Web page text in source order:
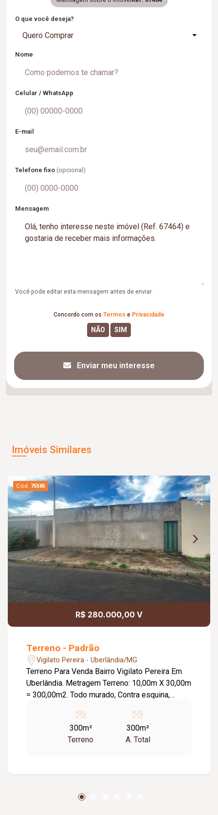
O que você deseja?
Quero Comprar
Nome
Celular / WhatsApp
E-mail
Telefone fixo (opcional)
Mensagem
Você pode editar esta mensagem antes de enviar.
Concordo com os Termos e Privacidade
Enviar meu interesse
Imóveis Similares
Cód. 75585
R$ 280.000,00 V
Terreno - Padrão
Vigilato Pereira - Uberlândia/MG
Terreno Para Venda Bairro Vigilato Pereira Em
Uberlândia. Metragem Terreno: 10,00m X 30,00m
= 300,00m2. Todo murado, Contra esquina,
300m²
Terreno
300m²
A. Total